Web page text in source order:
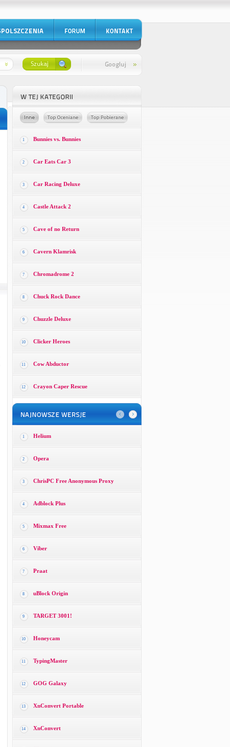
1 Bunnies vs. Bunnies
2 Car Eats Car 3
3 Car Racing Deluxe
4 Castle Attack 2
5 Cave of no Return
6 Cavern Klamrisk
7 Chromadrome 2
8 Chuck Rock Dance
9 Chuzzle Deluxe
10 Clicker Heroes
11 Cow Abductor
12 Crayon Caper Rescue
1 Helium
2 Opera
3 ChrisPC Free Anonymous Proxy
4 Adblock Plus
5 Mixmax Free
6 Viber
7 Praat
8 uBlock Origin
9 TARGET 3001!
10 Honeycam
11 TypingMaster
12 GOG Galaxy
13 XnConvert Portable
14 XnConvert